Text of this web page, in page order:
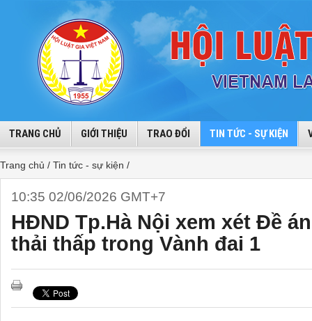
TRANG CHỦ GIỚI THIỆU TRAO ĐỔI TIN TỨC - SỰ KIỆN
Trang chủ / Tin tức - sự kiện /
10:35 02/06/2026 GMT+7
HĐND Tp.Hà Nội xem xét Đề
thải thấp trong Vành đai 1